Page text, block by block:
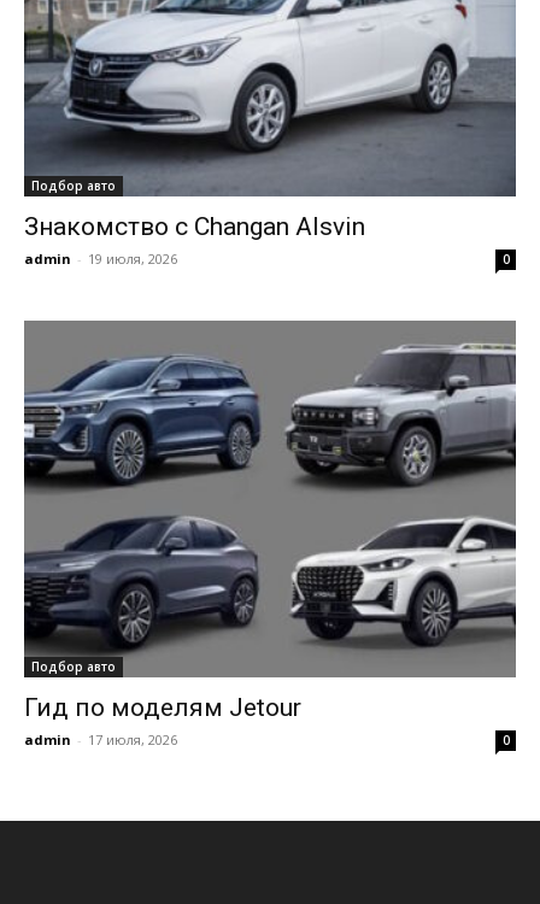
Подбор авто
Знакомство с Changan Alsvin
admin - 19 июля, 2026 0
Подбор авто
Гид по моделям Jetour
admin - 17 июля, 2026 0